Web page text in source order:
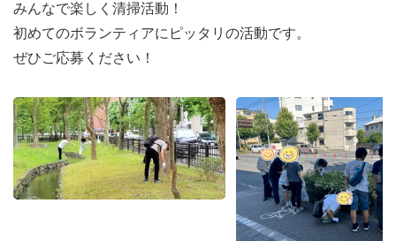
みんなで楽しく清掃活動！
初めてのボランティアにピッタリの活動です。
ぜひご応募ください！